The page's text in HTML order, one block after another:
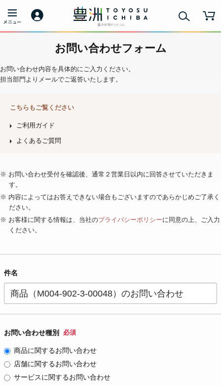
お問い合わせフォーム
お問い合わせ内容を具体的にご入力ください。
担当部門よりメールでご返答いたします。
こちらもご覧ください
ご利用ガイド
よくあるご質問
※ お問い合わせ受付を確認後、通常２営業日以内に回答させていただきま
す。
※ 内容によってはお答えできない場合もございますのであらかじめご了承く
ださい。
※ お客様に関する情報は、当社のプライバシーポリシーに同意の上、ご入力
ください。
件名
お問い合わせ種別 必須
商品に関するお問い合わせ
店舗に関するお問い合わせ
サービスに関するお問い合わせ